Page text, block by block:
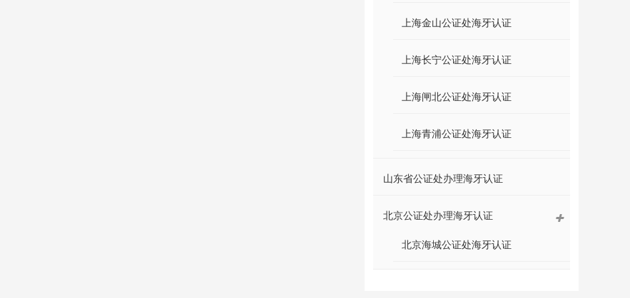
上海金山公证处海牙认证
上海长宁公证处海牙认证
上海闸北公证处海牙认证
上海青浦公证处海牙认证
山东省公证处办理海牙认证
北京公证处办理海牙认证
北京海城公证处海牙认证